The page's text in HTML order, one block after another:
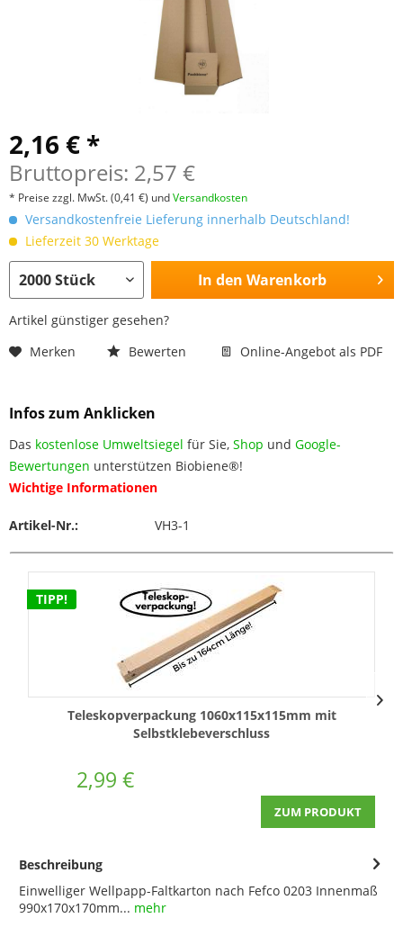
2,16 € *
Bruttopreis: 2,57 €
* Preise zzgl. MwSt.(0,41 €) undVersandkosten
Versandkostenfreie Lieferung innerhalb Deutschland!
Lieferzeit 30 Werktage
In den Warenkorb
Artikel günstiger gesehen?
Merken
Bewerten Online-Angebot als PDF
Infos zum Anklicken
Das kostenlose Umweltsiegel für Sie, Shop und Google-
Bewertungen unterstützen Biobiene®!
Wichtige Informationen
Artikel-Nr.: VH3-1
TIPP!
Teleskopverpackung 1060x115x115mm mit
Selbstklebeverschluss
2,99 €
ZUM PRODUKT
Beschreibung
Einwelliger Wellpapp-Faltkarton nach Fefco 0203 Innenmaß
990x170x170mm... mehr